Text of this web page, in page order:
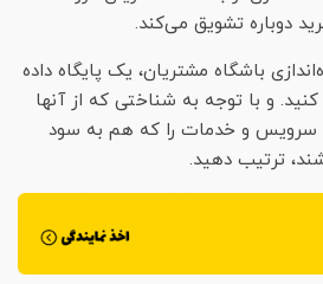
دوباره تشویق می‌کند.
باشگاه مشتریان، یک پایگاه داده
کنید. و با توجه به شناختی که از آنها
سرویس و خدمات را که هم به سود
ترتیب دهید.